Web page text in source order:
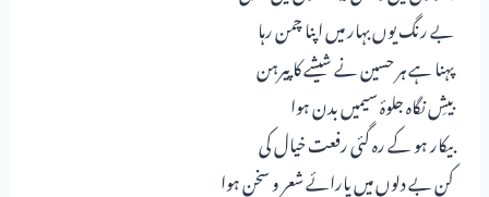
بے رنگ یوں بہار میں اپنا چمن رہا
پہنا ہے ہر حسین نے شیشے کا پیرہن
بیشِ نگاہ جلوۂ سیمیں بدن ہوا
بیکار ہو کے رہ گئی رفعت خیال کی
کن بے دلوں میں یارائے شعر و سخن ہوا